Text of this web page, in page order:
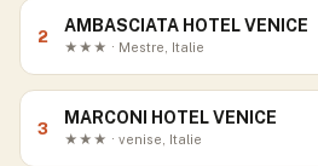
2
AMBASCIATA HOTEL VENICE
★★★ · Mestre, Italie
3
MARCONI HOTEL VENICE
★★★ · venise, Italie